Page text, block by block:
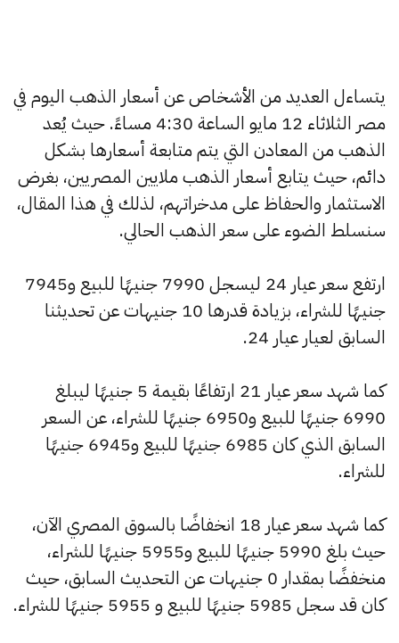
يتساءل العديد من الأشخاص عن أسعار الذهب اليوم في
مصر الثلاثاء 12 مايو الساعة 4:30 مساءً. حيث يُعد
الذهب من المعادن التي يتم متابعة أسعارها بشكل
دائم، حيث يتابع أسعار الذهب ملايين المصريين، بغرض
الاستثمار والحفاظ على مدخراتهم، لذلك في هذا المقال،
سنسلط الضوء على سعر الذهب الحالي.
ارتفع سعر عيار 24 ليسجل 7990 جنيهًا للبيع و7945
جنيهًا للشراء، بزيادة قدرها 10 جنيهات عن تحديثنا
السابق لعيار عيار 24.
كما شهد سعر عيار 21 ارتفاعًا بقيمة 5 جنيهًا ليبلغ
6990 جنيهًا للبيع و6950 جنيهًا للشراء، عن السعر
السابق الذي كان 6985 جنيهًا للبيع و6945 جنيهًا
للشراء.
كما شهد سعر عيار 18 انخفاضًا بالسوق المصري الآن،
حيث بلغ 5990 جنيهًا للبيع و5955 جنيهًا للشراء،
منخفضًا بمقدار 0 جنيهات عن التحديث السابق، حيث
كان قد سجل 5985 جنيهًا للبيع و 5955 جنيهًا للشراء.